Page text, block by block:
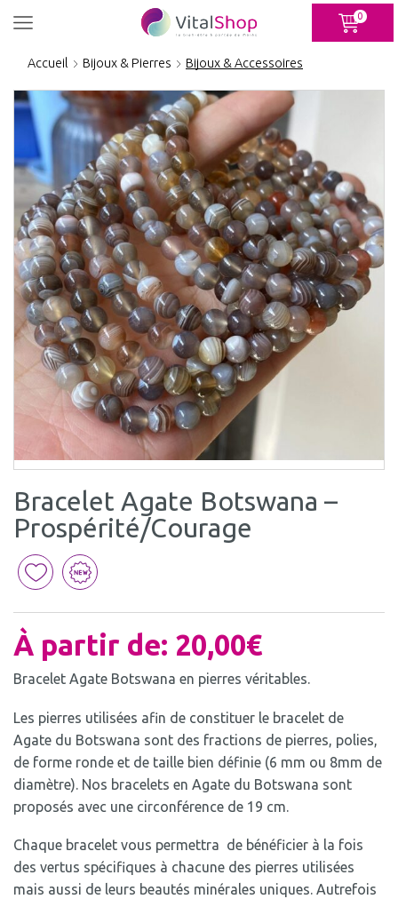
0
Accueil Bijoux & Pierres Bijoux & Accessoires
Bracelet Agate Botswana –
Prospérité/Courage
À partir de: 20,00€
Bracelet Agate Botswana en pierres véritables.
Les pierres utilisées afin de constituer le bracelet de
Agate du Botswana sont des fractions de pierres, polies,
de forme ronde et de taille bien définie (6 mm ou 8mm de
diamètre). Nos bracelets en Agate du Botswana sont
proposés avec une circonférence de 19 cm.
Chaque bracelet vous permettra de bénéficier à la fois
des vertus spécifiques à chacune des pierres utilisées
mais aussi de leurs beautés minérales uniques. Autrefois
Panneau de gestion des cookies